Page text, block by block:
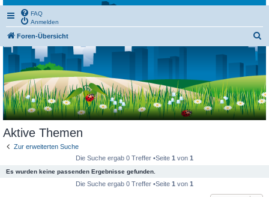
FAQ
Anmelden
Foren-Übersicht
h
e
Aktive Themen
Zur erweiterten Suche
Die Suche ergab 0 Treffer •Seite 1 von 1
Es wurden keine passenden Ergebnisse gefunden.
Die Suche ergab 0 Treffer •Seite 1 von 1